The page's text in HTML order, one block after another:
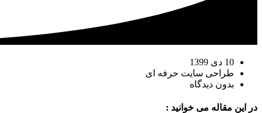
10 دی 1399
طراحی سایت حرفه ای
بدون دیدگاه
در این مقاله می خوانید :